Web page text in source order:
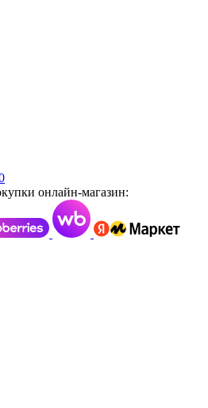
онлайн-магазин: